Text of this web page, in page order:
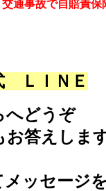
通事故で自賠責保
ＬＩＮＥ
へどうぞ
答えします
メッセージ